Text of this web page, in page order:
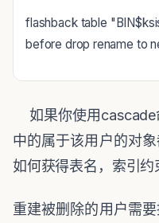
flashback table
before drop rename to
如果你使用cascade
中的属于该用户的对
如何获得表名，索引约
重建被删除的用户需